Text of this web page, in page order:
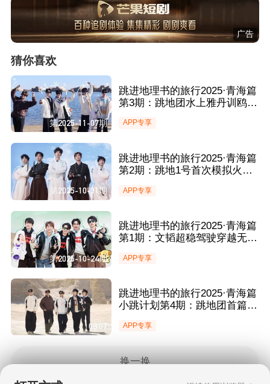
广告
猜你喜欢
第2025-11-07期
跳进地理书的旅行2025·青海篇
第3期：跳地团水上雅丹训鸥计
喜现场
APP专享
第2025-10-31期
跳进地理书的旅行2025·青海篇
第2期：跳地1号首次模拟火箭
APP专享
第2025-10-24期
跳进地理书的旅行2025·青海篇
第1期：文韬超稳驾驶穿越无人
APP专享
08:07
跳进地理书的旅行2025·青海篇
小跳计划第4期：跳地团首篇科
极度拉扯？
APP专享
换一换